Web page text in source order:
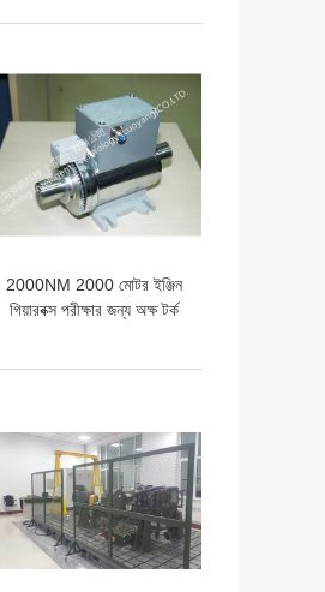
2000NM 2000 মোটর ইঞ্জিন
গিয়ারবক্স পরীক্ষার জন্য অক্ষ টর্ক